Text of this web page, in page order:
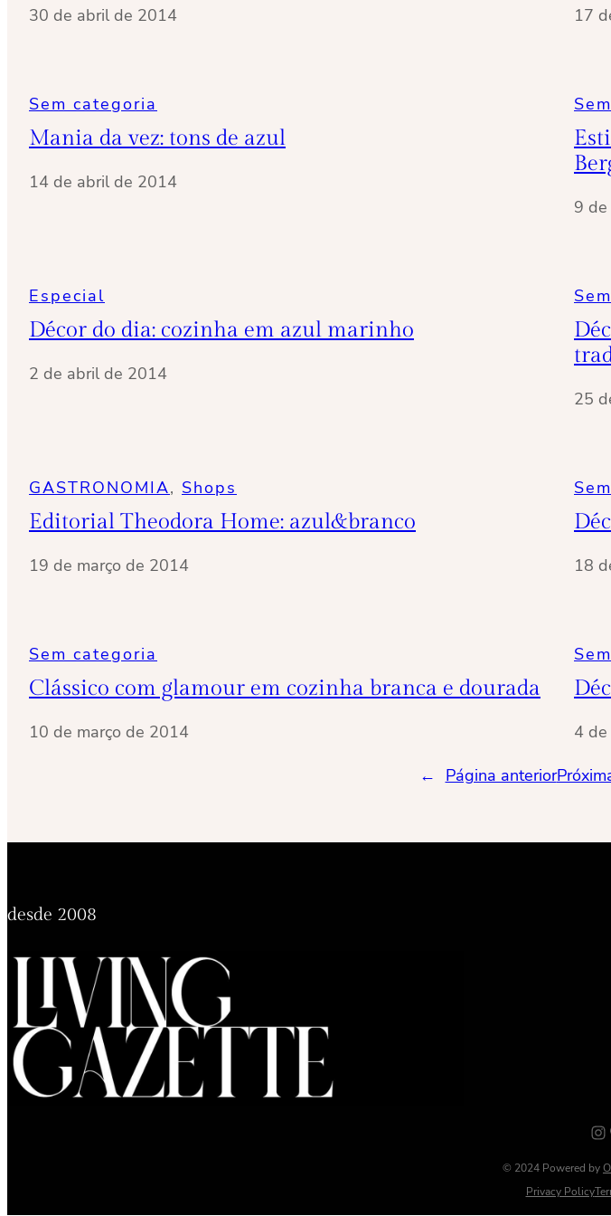
30 de abril de 2014 17
Sem categoria
Mania da vez: tons de azul
14 de abril de 2014
9
Especial
Décor do dia: cozinha em azul marinho
2 de abril de 2014
25
GASTRONOMIA, Shops
Editorial Theodora Home: azul&branco
19 de março de 2014 18
Sem categoria
Clássico com glamour em cozinha branca e dourada
10 de março de 2014
4
←
Página anterior
desde 2008
Instagram
© 2024 Powered by
Privacy Policy